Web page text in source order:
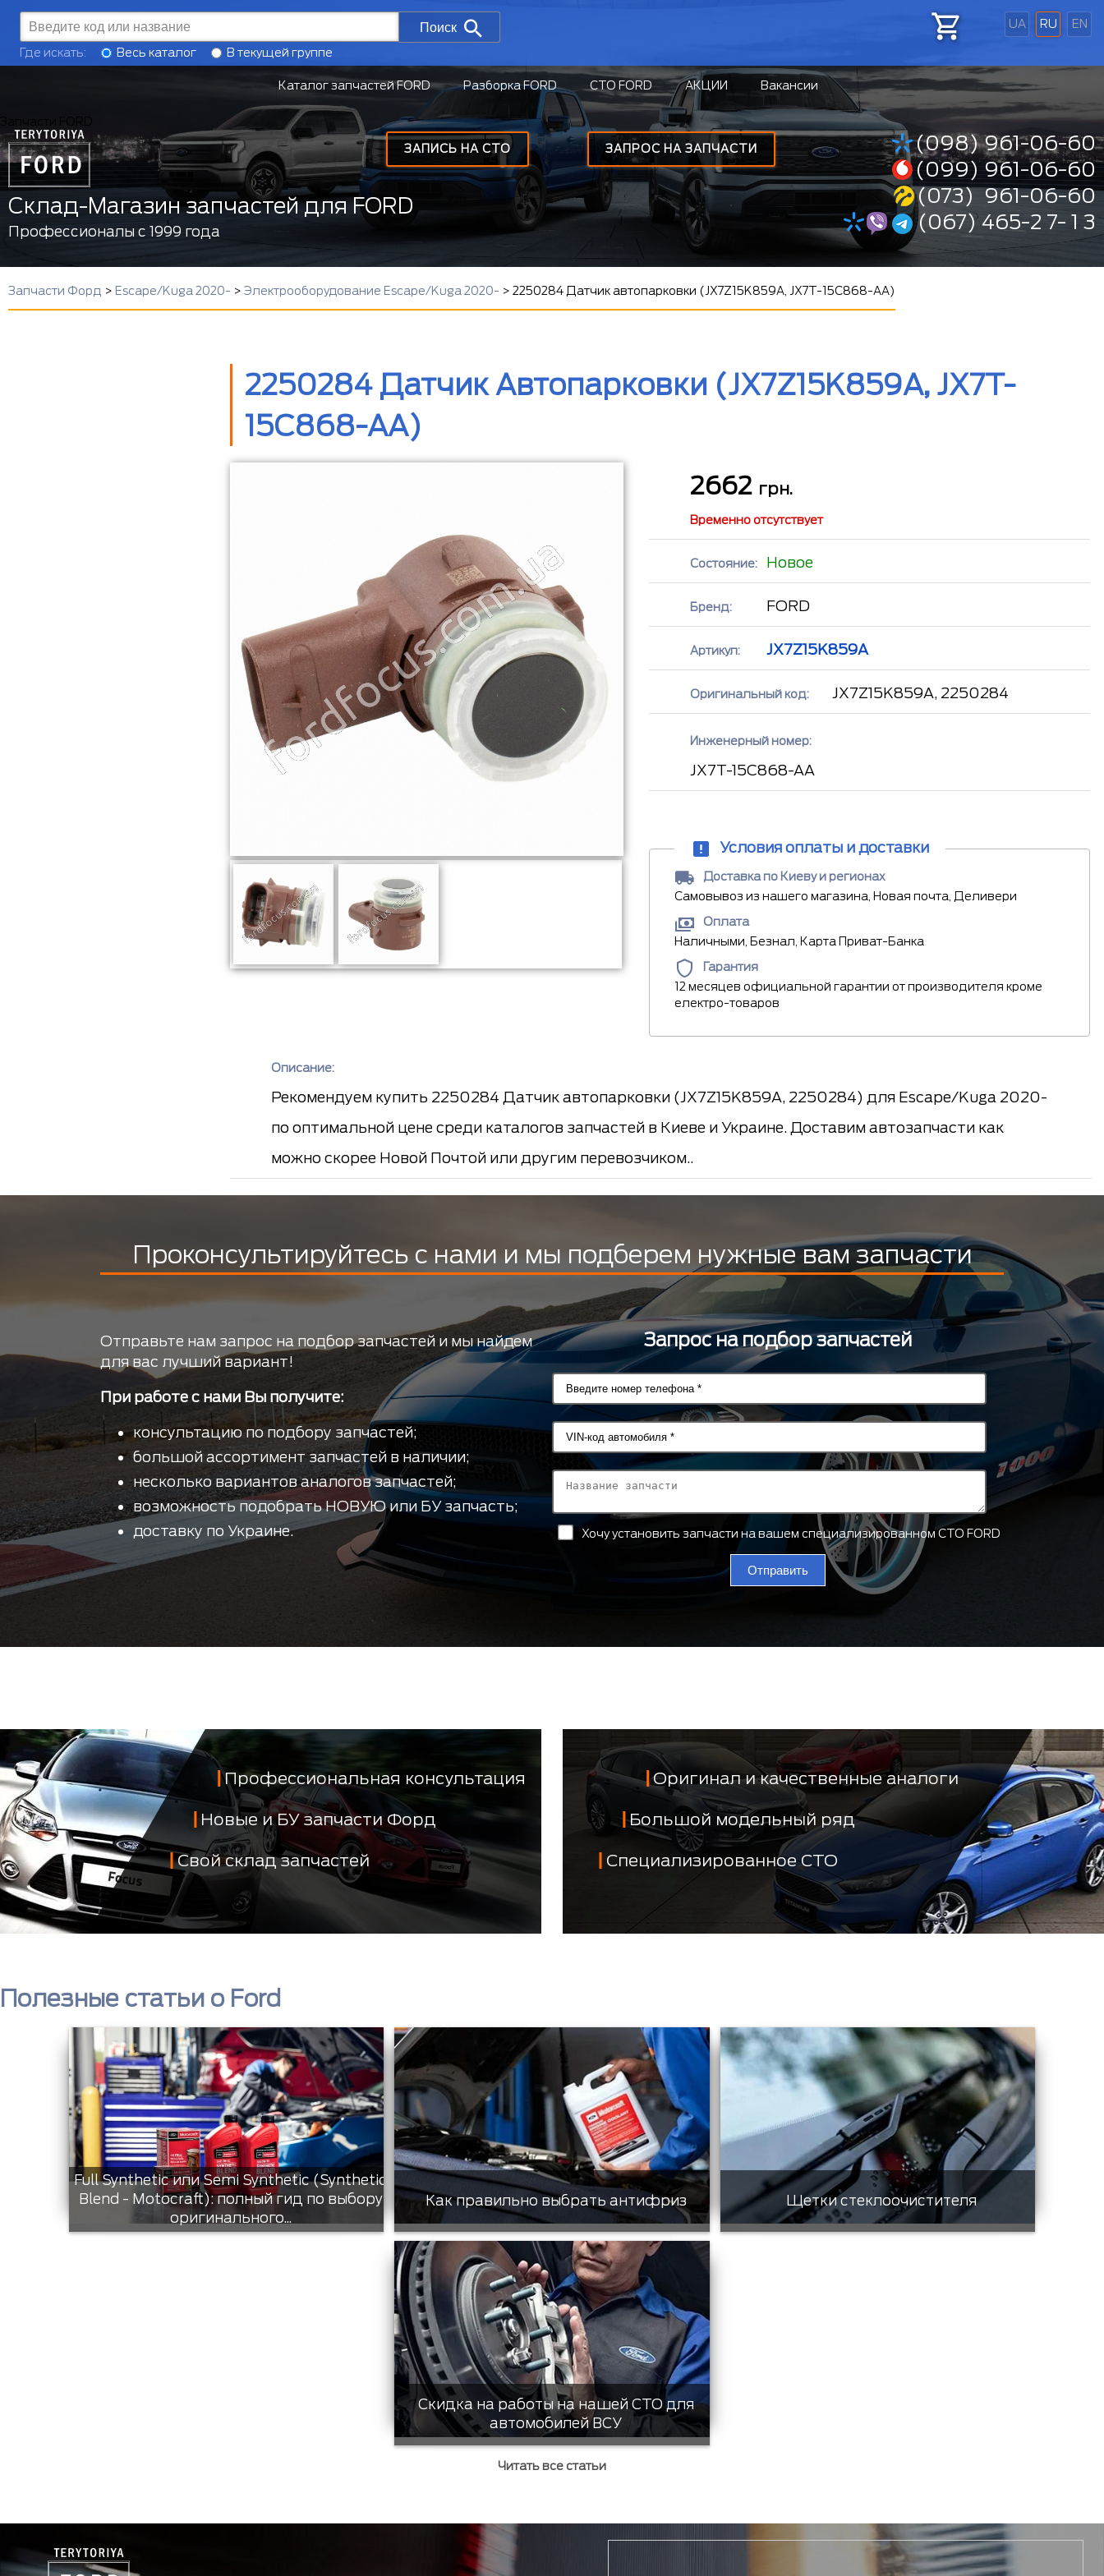
UA RU EN
ЗАПРОС НА ЗАПЧАСТИ
ЗАПИСЬ НА СТО
Поиск
Где искать: Весь каталог В текущей группе
Каталог запчастей FORD Разборка FORD СТО FORD АКЦИИ Вакансии
Склад-Магазин запчастей для FORD
Профессионалы с 1999 года
(098) 961-06-60
(099) 961-06-60
(073) 961-06-60
(067) 465-2 7- 1 3
Запчасти Форд > Escape/Kuga 2020- > Электрооборудование Escape/Kuga 2020- > 2250284 Датчик автопарковки (JX7Z15K859A, JX7T-15C868-AA)
2250284 Датчик Автопарковки (JX7Z15K859A, JX7T-
15C868-AA)
2662 грн.
Временно отсутствует
Состояние: Новое
Бренд: FORD
Артикул: JX7Z15K859A
Оригинальный код: JX7Z15K859A, 2250284
Инженерный номер:
JX7T-15C868-AA
Условия оплаты и доставки
Доставка по Киеву и регионах
Самовывоз из нашего магазина, Новая почта, Деливери
Оплата
Наличными, Безнал, Карта Приват-Банка
Гарантия
12 месяцев официальной гарантии от производителя кроме
електро-товаров
Описание:
Рекомендуем купить 2250284 Датчик автопарковки (JX7Z15K859A, 2250284) для Escape/Kuga 2020-
по оптимальной цене среди каталогов запчастей в Киеве и Украине. Доставим автозапчасти как
можно скорее Новой Почтой или другим перевозчиком..
Проконсультируйтесь с нами и мы подберем нужные вам запчасти
Отправьте нам запрос на подбор запчастей и мы найдем
для вас лучший вариант!
При работе с нами Вы получите:
консультацию по подбору запчастей;
большой ассортимент запчастей в наличии;
несколько вариантов аналогов запчастей;
возможность подобрать НОВУЮ или БУ запчасть;
доставку по Украине.
Запрос на подбор запчастей
Хочу установить запчасти на вашем специализированном СТО FORD
Отправить
Профессиональная консультация
Новые и БУ запчасти Форд
Свой склад запчастей
Оригинал и качественные аналоги
Большой модельный ряд
Специализированное СТО
Полезные статьи о Ford
Full Synthetic или Semi Synthetic (Synthetic
Blend - Motocraft): полный гид по выбору
оригинального...
Как правильно выбрать антифриз Щетки стеклоочистителя
Скидка на работы на нашей СТО для
автомобилей ВСУ
Читать все статьи